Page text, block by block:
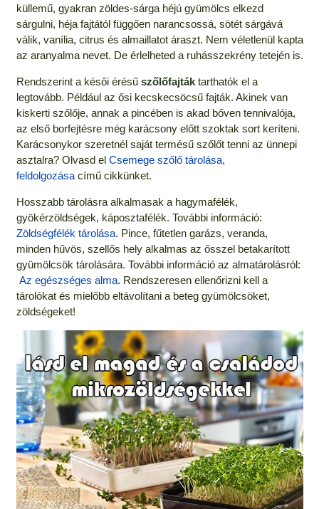
küllemű, gyakran zöldes-sárga héjú gyümölcs elkezd
sárgulni, héja fajtától függően narancsossá, sötét sárgává
válik, vanília, citrus és almaillatot áraszt. Nem véletlenül kapta
az aranyalma nevet. De érlelheted a ruhásszekrény tetején is.
Rendszerint a késői érésű szőlőfajtáktarthatók el a
legtovább. Például az ősi kecskecsöcsű fajták. Akinek van
kiskerti szőlője, annak a pincében is akad bőven tennivalója,
az első borfejtésre még karácsony előtt szoktak sort keríteni.
Karácsonykor szeretnél saját termésű szőlőt tenni az ünnepi
asztalra? Olvasd el Csemege szőlő tárolása,
feldolgozásacímű cikkünket.
Hosszabb tárolásra alkalmasak a hagymafélék,
gyökérzöldségek, káposztafélék. További információ:
Zöldségfélék tárolása. Pince, fűtetlen garázs, veranda,
minden hűvös, szellős hely alkalmas az ősszel betakarított
gyümölcsök tárolására. További információ az almatárolásról:
Az egészséges alma. Rendszeresen ellenőrizni kell a
tárolókat és mielőbb eltávolítani a beteg gyümölcsöket,
zöldségeket!